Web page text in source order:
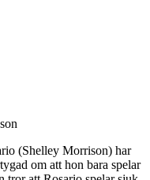
(Shelley Morrison) har
om att hon bara spelar